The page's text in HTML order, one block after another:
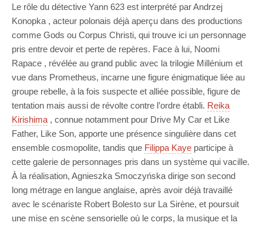
Le rôle du détective Yann 623 est interprété par Andrzej
Konopka , acteur polonais déjà aperçu dans des productions
comme Gods ou Corpus Christi, qui trouve ici un personnage
pris entre devoir et perte de repères. Face à lui, Noomi
Rapace , révélée au grand public avec la trilogie Millénium et
vue dans Prometheus, incarne une figure énigmatique liée au
groupe rebelle, à la fois suspecte et alliée possible, figure de
tentation mais aussi de révolte contre l’ordre établi. Reika
Kirishima , connue notamment pour Drive My Car et Like
Father, Like Son, apporte une présence singulière dans cet
ensemble cosmopolite, tandis que Filippa Kaye participe à
cette galerie de personnages pris dans un système qui vacille.
À la réalisation, Agnieszka Smoczyńska dirige son second
long métrage en langue anglaise, après avoir déjà travaillé
avec le scénariste Robert Bolesto sur La Sirène, et poursuit
une mise en scène sensorielle où le corps, la musique et la